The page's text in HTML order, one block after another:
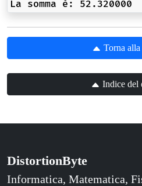
Torna
Indice del
DistortionByte
Informatica, Matematica,